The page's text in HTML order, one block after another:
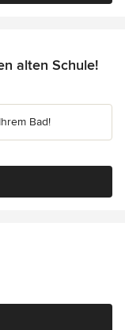
alten Schule!
Bad!